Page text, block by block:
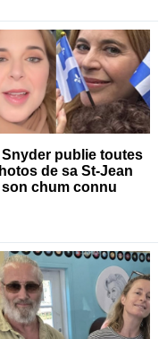
publie toutes
de sa St-Jean
chum connu